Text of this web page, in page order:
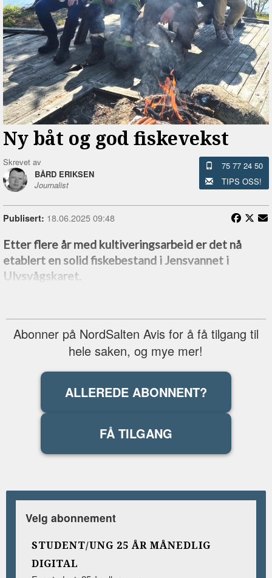
Ny båt og god fiskevekst
Skrevet av
BÅRD ERIKSEN
Journalist
75 77 24 50
TIPS OSS!
Publisert: 18.06.2025 09:48
Etter flere år med kultiveringsarbeid er det nå
etablert en solid fiskebestand i Jensvannet i
Ulvsvågskaret.
Abonner på NordSalten Avis for å få tilgang til
hele saken, og mye mer!
ALLEREDE ABONNENT?
FÅ TILGANG
Velg abonnement
STUDENT/UNG 25 ÅR MÅNEDLIG
DIGITAL